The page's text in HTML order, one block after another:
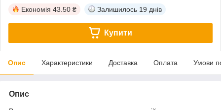
Економія 43.50 ₴ Залишилось 19 днів
Купити
Опис Характеристики Доставка Оплата Умови
Опис